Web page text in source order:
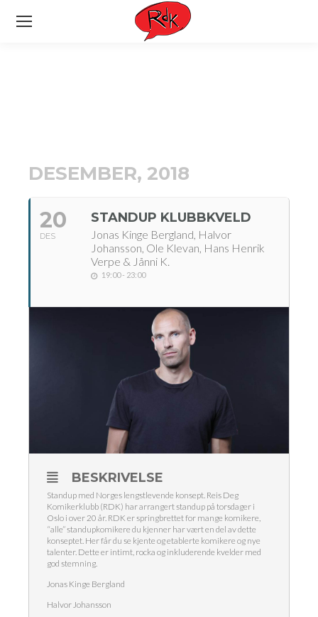
DESEMBER, 2018
20
DES
STANDUP KLUBBKVELD
Jonas Kinge Bergland, Halvor
Johansson, Ole Klevan, Hans Henrik
Verpe & Jånni K.
19:00 - 23:00
BESKRIVELSE
Standup med Norges lengstlevende konsept. Reis Deg
Komikerklubb (RDK) har arrangert standup på torsdager i
Oslo i over 20 år. RDK er springbrettet for mange komikere,
“alle” standupkomikere du kjenner har vært en del av dette
konseptet. Her får du se kjente og etablerte komikere og nye
talenter. Dette er intimt, rocka og inkluderende kvelder med
god stemning.
Jonas Kinge Bergland
Halvor Johansson